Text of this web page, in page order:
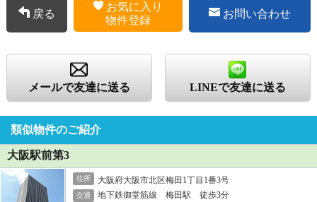
戻る
お気に入り
物件登録
お問い合わせ
メールで友達に送る LINEで友達に送る
類似物件のご紹介
大阪駅前第3
住所 大阪府大阪市北区梅田1丁目1番3号
交通
地下鉄御堂筋線 梅田駅 徒歩3分